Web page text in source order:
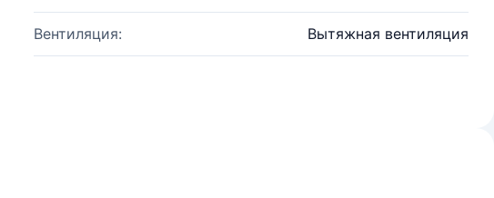
Вентиляция: Вытяжная вентиляция